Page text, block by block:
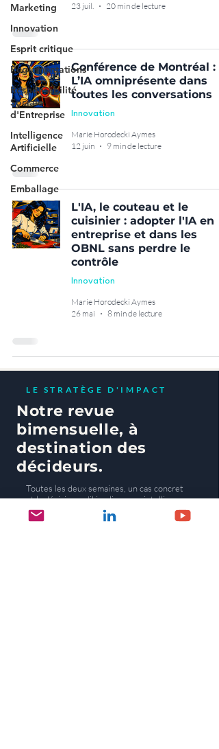
Marketing
Innovation
Esprit critique
Règlementations
Responsabilité
Sociale
d'Entreprise
Intelligence
Artificielle
Commerce
Emballage
23 juil.
20 min de lecture
Conférence de Montréal :
L’IA omniprésente dans
toutes les conversations
Innovation
Marie Horodecki Aymes
12 juin
9 min de lecture
L'IA, le couteau et le
cuisinier : adopter l'IA en
entreprise et dans les
OBNL sans perdre le
contrôle
Innovation
Marie Horodecki Aymes
26 mai
8 min de lecture
LE STRATÈGE D'IMPACT
Notre revue
bimensuelle, à
destination des
décideurs.
Toutes les deux semaines, un cas concret
et la décision qu'il implique, en intelligence
artificielle ou en ESG. Plus de 1 100
abonnés.